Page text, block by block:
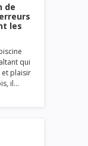
de
les
qui
plaisir
il…